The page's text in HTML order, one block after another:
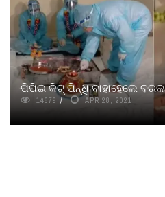
ପିପିଇ କିଟ୍ ପିନ୍ଧି ବାହାହେଲେ
14679 APR 28, 2021